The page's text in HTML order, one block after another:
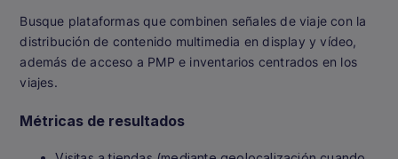
Busque plataformas que combinen señales de viaje con la
distribución de contenido multimedia en display y vídeo,
además de acceso a PMP e inventarios centrados en los
viajes.
Métricas de resultados